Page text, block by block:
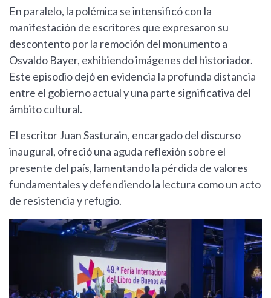
En paralelo, la polémica se intensificó con la
manifestación de escritores que expresaron su
descontento por la remoción del monumento a
Osvaldo Bayer, exhibiendo imágenes del historiador.
Este episodio dejó en evidencia la profunda distancia
entre el gobierno actual y una parte significativa del
ámbito cultural.
El escritor Juan Sasturain, encargado del discurso
inaugural, ofreció una aguda reflexión sobre el
presente del país, lamentando la pérdida de valores
fundamentales y defendiendo la lectura como un acto
de resistencia y refugio.